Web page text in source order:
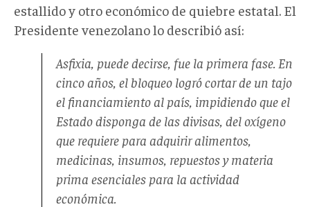
estallido y otro económico de quiebre estatal. El
Presidente venezolano lo describió así:
Asfixia, puede decirse, fue la primera fase. En
cinco años, el bloqueo logró cortar de un tajo
el financiamiento al país, impidiendo que el
Estado disponga de las divisas, del oxígeno
que requiere para adquirir alimentos,
medicinas, insumos, repuestos y materia
prima esenciales para la actividad
económica.